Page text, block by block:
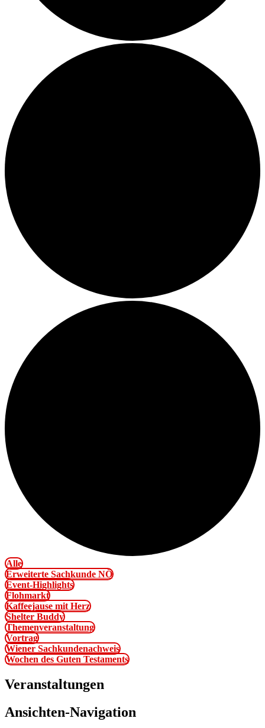
Alle
Erweiterte Sachkunde NÖ
Event-Highlights
Flohmarkt
Kaffeejause mit Herz
Shelter Buddy
Themenveranstaltung
Vortrag
Wiener Sachkundenachweis
Wochen des Guten Testaments
Veranstaltungen
Ansichten-Navigation